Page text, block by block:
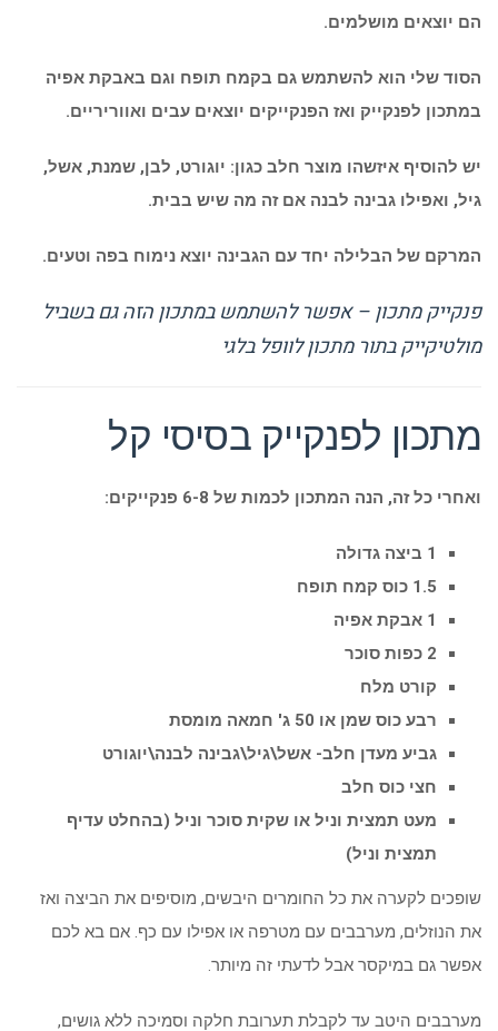
הם יוצאים מושלמים.
הסוד שלי הוא להשתמש גם בקמח תופח וגם באבקת אפיה
במתכון לפנקייק ואז הפנקייקים יוצאים עבים ואווריריים.
יש להוסיף איזשהו מוצר חלב כגון: יוגורט, לבן, שמנת, אשל,
גיל, ואפילו גבינה לבנה אם זה מה שיש בבית.
המרקם של הבלילה יחד עם הגבינה יוצא נימוח בפה וטעים.
פנקייק מתכון – אפשר להשתמש במתכון הזה גם בשביל
מולטיקייק בתור מתכון לוופל בלגי
מתכון לפנקייק בסיסי קל
ואחרי כל זה, הנה המתכון לכמות של 6-8 פנקייקים:
1 ביצה גדולה
1.5 כוס קמח תופח
1 אבקת אפיה
2 כפות סוכר
קורט מלח
רבע כוס שמן או 50 ג' חמאה מומסת
גביע מעדן חלב- אשל\גיל\גבינה לבנה\יוגורט
חצי כוס חלב
מעט תמצית וניל או שקית סוכר וניל (בהחלט עדיף
תמצית וניל)
שופכים לקערה את כל החומרים היבשים, מוסיפים את הביצה ואז
את הנוזלים, מערבבים עם מטרפה או אפילו עם כף. אם בא לכם
אפשר גם במיקסר אבל לדעתי זה מיותר.
מערבבים היטב עד לקבלת תערובת חלקה וסמיכה ללא גושים,